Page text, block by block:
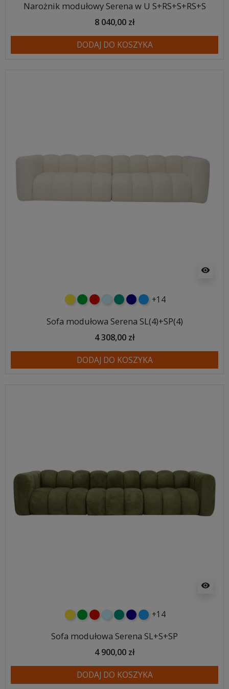
Narożnik modułowy Serena w U S+RS+S+RS+S
8 040,00 zł
DODAJ DO KOSZYKA
visibility
żółtyzielonyczerwony
błękitnyturkusowy
granatowy
niebieski
+14
Sofa modułowa Serena SL(4)+SP(4)
4 308,00 zł
DODAJ DO KOSZYKA
visibility
żółtyzielonyczerwony
błękitnyturkusowy
granatowy
niebieski
+14
Sofa modułowa Serena SL+S+SP
4 900,00 zł
DODAJ DO KOSZYKA